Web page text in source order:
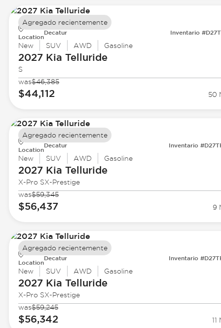
Location
Decatur Inventario
New SUV AWD Gasoline
2027 Kia Telluride
S
was$46,385
$44,112 50
Agregado recientemente
Location
Decatur Inventario
New SUV AWD Gasoline
2027 Kia Telluride
X-Pro SX-Prestige
was$59,345
$56,437 9
Agregado recientemente
Location
Decatur Inventario
New SUV AWD Gasoline
2027 Kia Telluride
X-Pro SX-Prestige
was$59,245
$56,342 11
Agregado recientemente